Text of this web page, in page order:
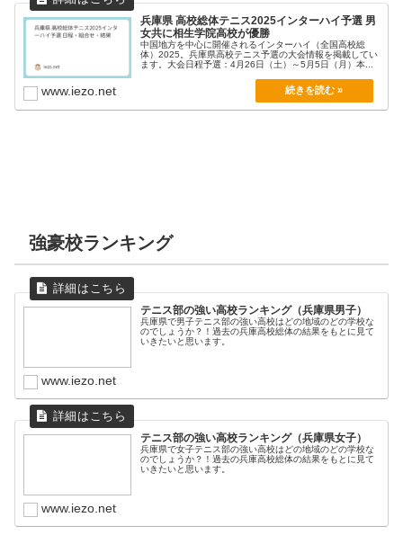
兵庫県 高校総体テニス2025インターハイ予選 男
女共に相生学院高校が優勝
中国地方を中心に開催されるインターハイ（全国高校総
体）2025。兵庫県高校テニス予選の大会情報を掲載してい
ます。大会日程予選：4月26日（土）～5月5日（月）本...
www.iezo.net
強豪校ランキング
テニス部の強い高校ランキング（兵庫県男子）
兵庫県で男子テニス部の強い高校はどの地域のどの学校な
のでしょうか？！過去の兵庫高校総体の結果をもとに見て
いきたいと思います。
www.iezo.net
テニス部の強い高校ランキング（兵庫県女子）
兵庫県で女子テニス部の強い高校はどの地域のどの学校な
のでしょうか？！過去の兵庫高校総体の結果をもとに見て
いきたいと思います。
www.iezo.net